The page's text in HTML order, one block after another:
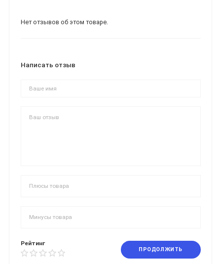
Нет отзывов об этом товаре.
Написать отзыв
Рейтинг
ПРОДОЛЖИТЬ